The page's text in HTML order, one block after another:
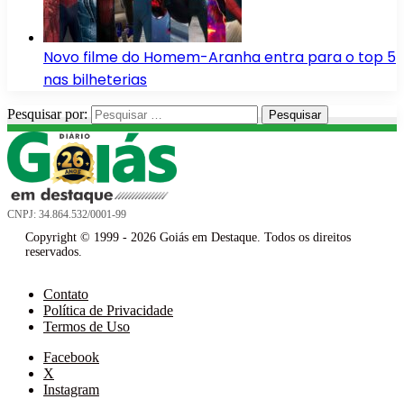
Novo filme do Homem-Aranha entra para o top 5
nas bilheterias
Pesquisar por:
CNPJ: 34.864.532/0001-99
Copyright © 1999 - 2026 Goiás em Destaque. Todos os direitos
reservados.
Contato
Política de Privacidade
Termos de Uso
Facebook
X
Instagram